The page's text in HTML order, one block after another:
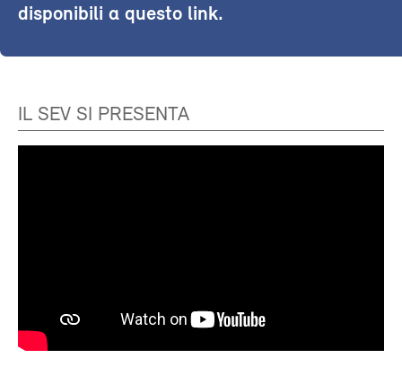
disponibili a questo link.
IL SEV SI PRESENTA